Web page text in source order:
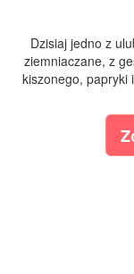
Dzisiaj jedno z
ziemniaczane, z
kiszonego, papryki